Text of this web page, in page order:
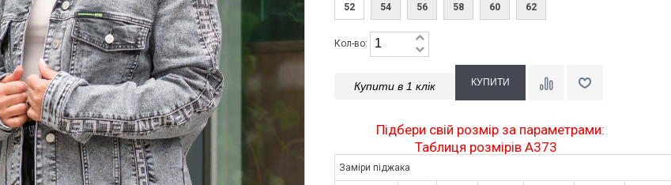
52
54 56 58 60 62
Кол-во:
Купити в 1 клік
Підбери свій розмір за параметрами:
Таблиця розмірів A373
Заміри піджака